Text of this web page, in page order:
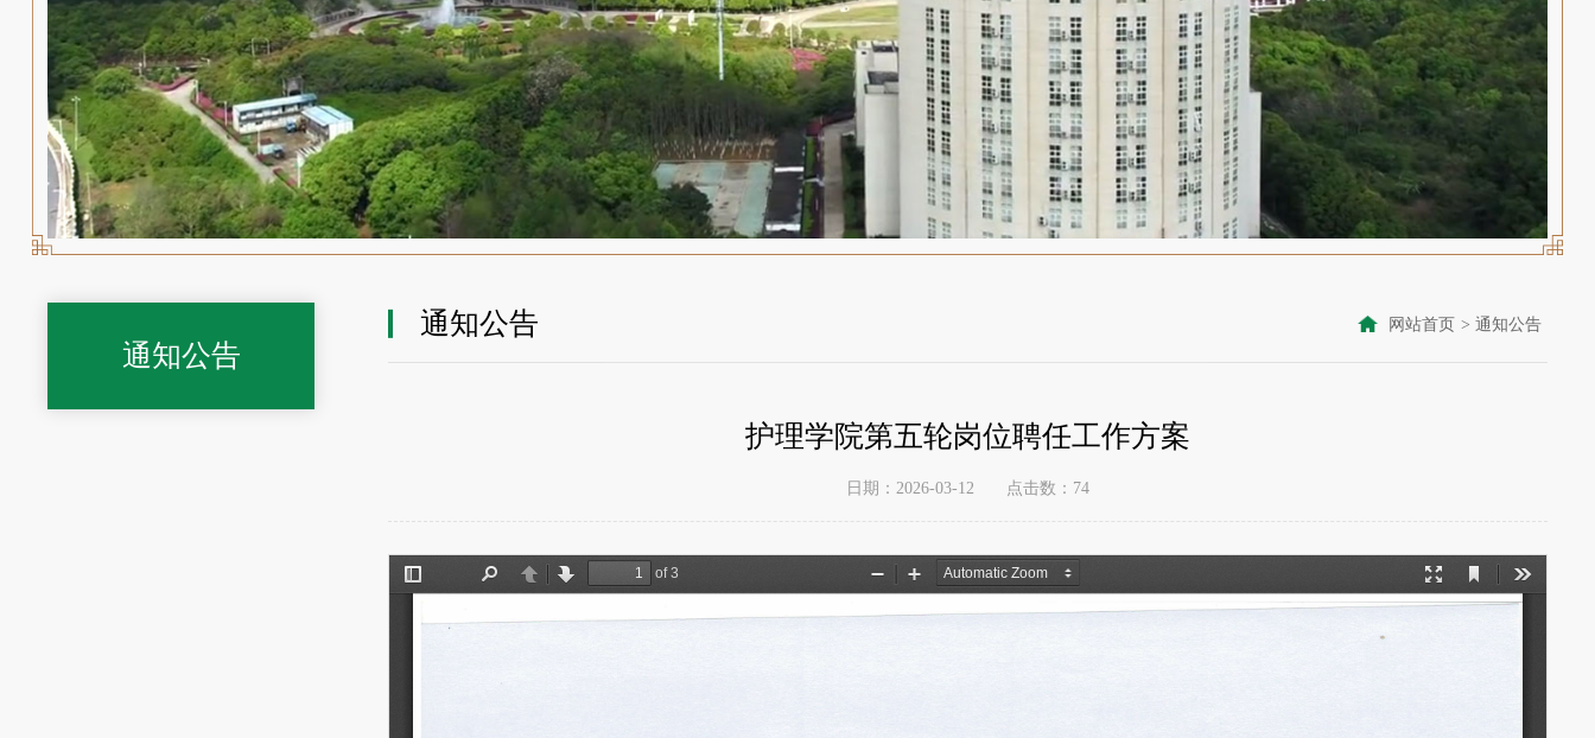
通知公告
通知公告 网站首页 > 通知公告
护理学院第五轮岗位聘任工作方案
日期：2026-03-12 点击数： 74